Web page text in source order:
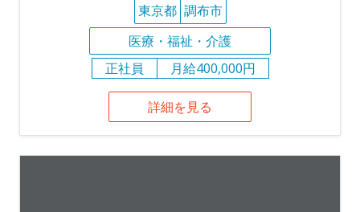
東京都 調布市
医療・福祉・介護
正社員
月給400,000円
詳細を見る